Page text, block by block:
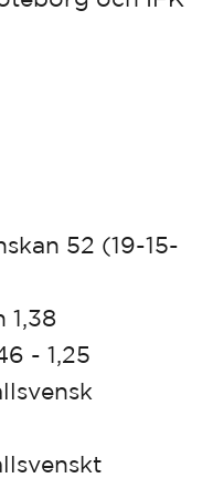
52 (19-15-
1,38
- 1,25